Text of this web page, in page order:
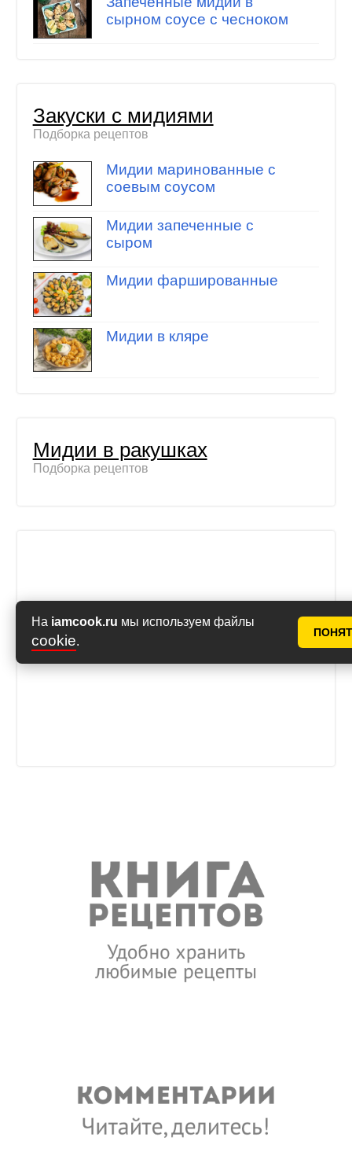
На iamcook.ru мы используем файлы
cookie.
сырном соусе с чесноком
Закуски с мидиями
Подборка рецептов
Мидии маринованные с
соевым соусом
Мидии запеченные с
сыром
Мидии фаршированные
Мидии в кляре
Мидии в ракушках
Подборка рецептов